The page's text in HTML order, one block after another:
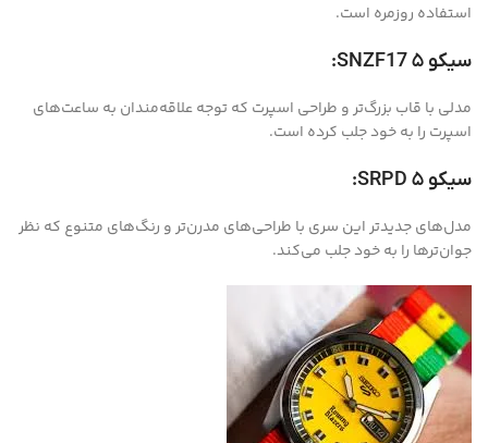
استفاده روزمره است.
سیکو ۵ SNZF17:
مدلی با قاب بزرگ‌تر و طراحی اسپرت که توجه علاقه‌مندان به ساعت‌های
اسپرت را به خود جلب کرده است.
سیکو ۵ SRPD:
مدل‌های جدیدتر این سری با طراحی‌های مدرن‌تر و رنگ‌های متنوع که نظر
جوان‌ترها را به خود جلب می‌کند.